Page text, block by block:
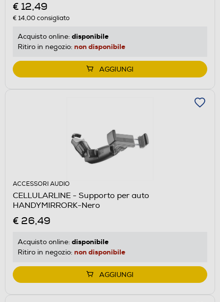
€ 12,49
€ 14,00consigliato
Acquisto online: disponibile
Ritiro in negozio: non disponibile
AGGIUNGI
ACCESSORI AUDIO
CELLULARLINE - Supporto per auto
HANDYMIRRORK-Nero
€ 26,49
Acquisto online: disponibile
Ritiro in negozio: non disponibile
AGGIUNGI